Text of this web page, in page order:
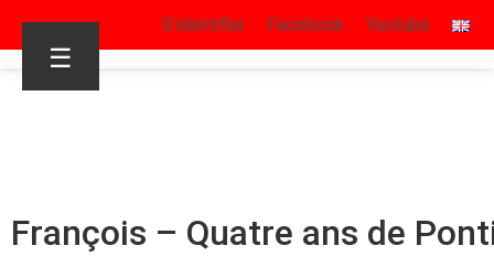
S’identifier Facebook Youtube
☰
François – Quatre ans de